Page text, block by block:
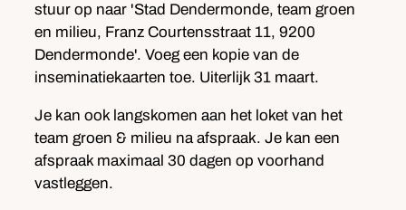
stuur op naar 'Stad Dendermonde, team groen
en milieu, Franz Courtensstraat 11, 9200
Dendermonde'. Voeg een kopie van de
inseminatiekaarten toe. Uiterlijk 31 maart.
Je kan ook langskomen aan het loket van het
team groen & milieu na afspraak. Je kan een
afspraak maximaal 30 dagen op voorhand
vastleggen.